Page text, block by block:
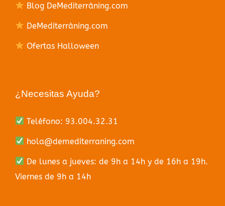
Blog DeMediterràning.com
DeMediterràning.com
Ofertas Halloween
¿Necesitas Ayuda?
Teléfono: 93.004.32.31
hola@demediterraning.com
De lunes a jueves: de 9h a 14h y de 16h a 19h.
Viernes de 9h a 14h